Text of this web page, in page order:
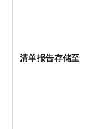
清单报告存储至